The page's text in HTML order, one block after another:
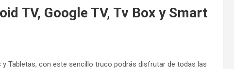
TV, Google TV, Tv Box y Smart
Tabletas, con este sencillo truco podrás disfrutar de todas las